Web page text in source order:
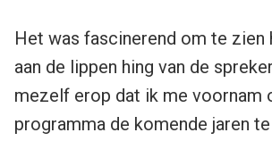
Het was fascinerend om te zien
aan de lippen hing van de
mezelf erop dat ik me voornam
programma de komende jaren